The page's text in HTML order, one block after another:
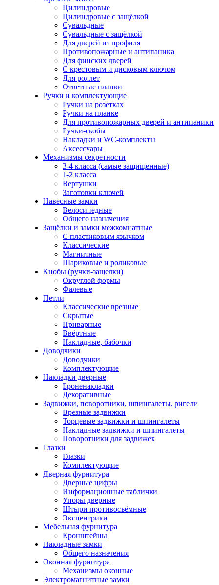
Цилиндровые
Цилиндровые с защёлкой
Сувальдные
Сувальдные с защёлкой
Для дверей из профиля
Противопожарные и антипаника
Для финских дверей
С крестовым и дисковым ключом
Для роллет
Ответные планки
Ручки и комплектующие
Ручки на розетках
Ручки на планке
Для противопожарных дверей и антипаники
Ручки-скобы
Накладки и WC-комплекты
Аксессуары
Механизмы секретности
3-4 класса (самые защищенные)
1-2 класса
Вертушки
Заготовки ключей
Навесные замки
Велосипедные
Общего назначения
Защёлки и замки межкомнатные
С пластиковым язычком
Классические
Магнитные
Шариковые и роликовые
Кнобы (ручки-защелки)
Округлой формы
Фалевые
Петли
Классические врезные
Скрытые
Приварные
Ввёртные
Накладные, бабочки
Доводчики
Доводчики
Комплектующие
Накладки дверные
Броненакладки
Декоративные
Задвижки, поворотники, шпингалеты, ригели
Врезные задвижки
Торцевые задвижки и шпингалеты
Накладные задвижки и шпингалеты
Поворотники для задвижек
Глазки
Глазки
Комплектующие
Дверная фурнитура
Дверные цифры
Информационные таблички
Упоры дверные
Штыри противосъёмные
Эксцентрики
Мебельная фурнитура
Кронштейны
Накладные замки
Общего назначения
Оконная фурнитура
Механизмы оконные
Электромагнитные замки